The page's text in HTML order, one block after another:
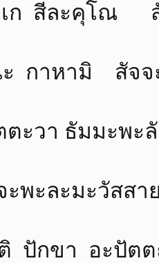
สีละคุโณ
ะ กาหามิ สัจจ
า ธัมมะพะลัง
ะมะวัสสา
อะปัตตะนา